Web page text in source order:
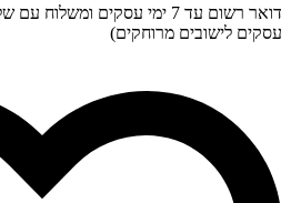
עסקים לישובים מרוחקים)